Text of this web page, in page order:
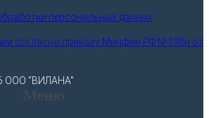
персональных данных
согласно приказу Минфин РФ №198н от
ООО "ВИЛАНА"
Меню